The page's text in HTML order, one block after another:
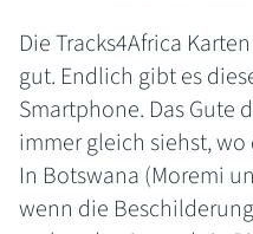
Die Tracks4Africa
gut. Endlich gibt es
Smartphone. Das Gute
immer gleich siehst,
In Botswana (Moremi
wenn die